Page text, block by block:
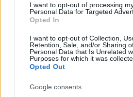
I want to opt-out of processing
Personal Data for Targeted
Opted In
I want to opt-out of Collection,
Retention, Sale, and/or Sharing
Personal Data that Is Unrelated
Purposes for which it was
Opted Out
Google consents
EZEKET IS AJÁNLJUK
FORMA-1
Kikerekedett
Toto Wolff